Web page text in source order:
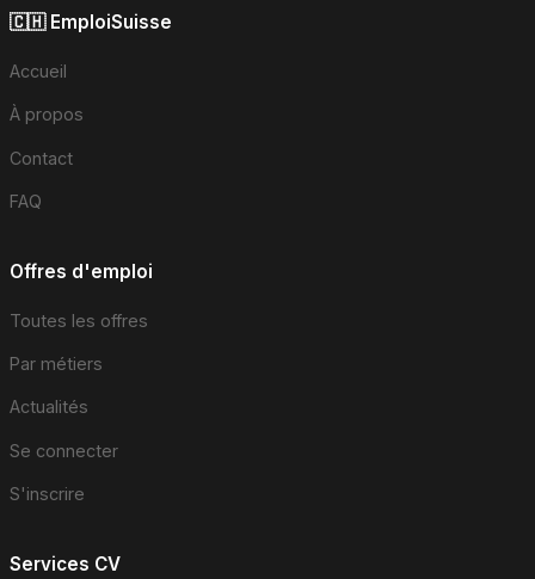
🇨🇭 EmploiSuisse
Accueil
À propos
Contact
FAQ
Offres d'emploi
Toutes les offres
Par métiers
Actualités
Se connecter
S'inscrire
Services CV